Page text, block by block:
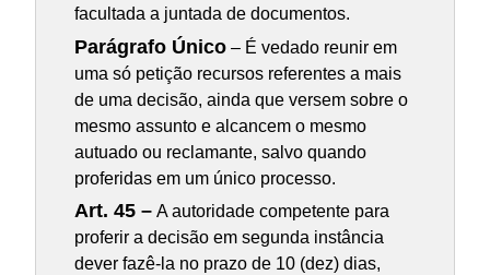
facultada a juntada de documentos.
Parágrafo Único – É vedado reunir em
uma só petição recursos referentes a mais
de uma decisão, ainda que versem sobre o
mesmo assunto e alcancem o mesmo
autuado ou reclamante, salvo quando
proferidas em um único processo.
Art. 45 – A autoridade competente para
proferir a decisão em segunda instância
dever fazê-la no prazo de 10 (dez) dias,